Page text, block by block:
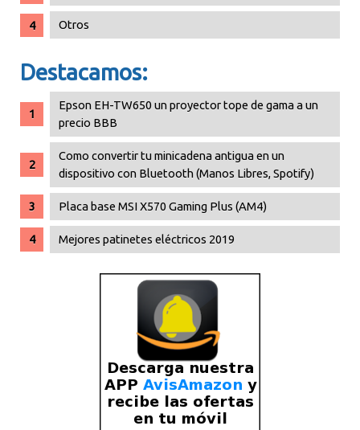
Otros
Destacamos:
Epson EH-TW650 un proyector tope de gama a un
precio BBB
Como convertir tu minicadena antigua en un
dispositivo con Bluetooth (Manos Libres, Spotify)
Placa base MSI X570 Gaming Plus (AM4)
Mejores patinetes eléctricos 2019